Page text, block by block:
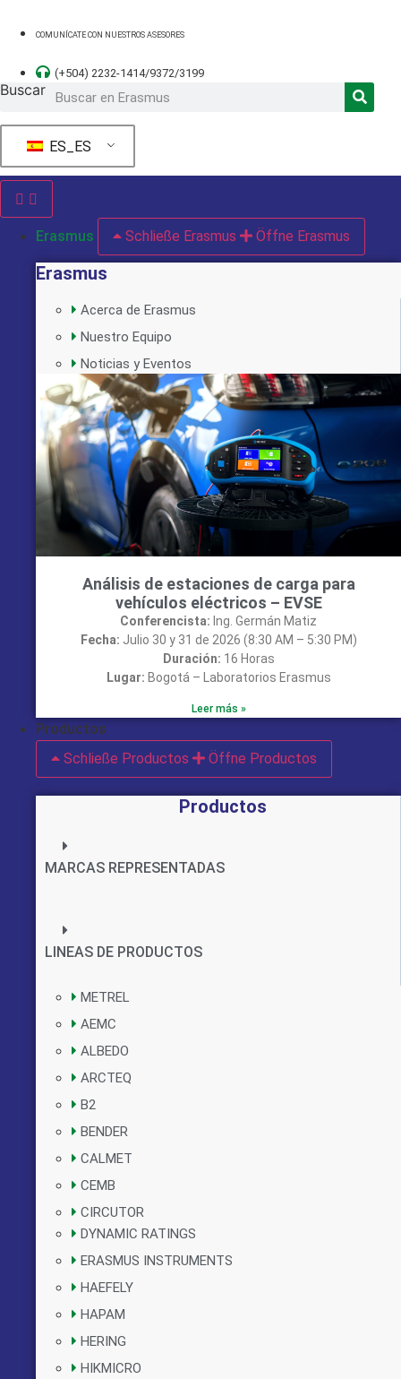
COMUNÍCATE CON NUESTROS ASESORES
(+504) 2232-1414/9372/3199
Buscar
ES_ES
Erasmus Schließe Erasmus Öffne Erasmus
Erasmus
Acerca de Erasmus
Nuestro Equipo
Noticias y Eventos
Análisis de estaciones de carga para
vehículos eléctricos – EVSE
Conferencista: Ing. Germán Matiz
Fecha: Julio 30 y 31 de 2026 (8:30 AM – 5:30 PM)
Duración: 16 Horas
Lugar: Bogotá – Laboratorios Erasmus
Leer más »
Productos
Schließe Productos
Öffne Productos
Productos
MARCAS REPRESENTADAS
LINEAS DE PRODUCTOS
METREL
AEMC
ALBEDO
ARCTEQ
B2
BENDER
CALMET
CEMB
CIRCUTOR
DYNAMIC RATINGS
ERASMUS INSTRUMENTS
HAEFELY
HAPAM
HERING
HIKMICRO